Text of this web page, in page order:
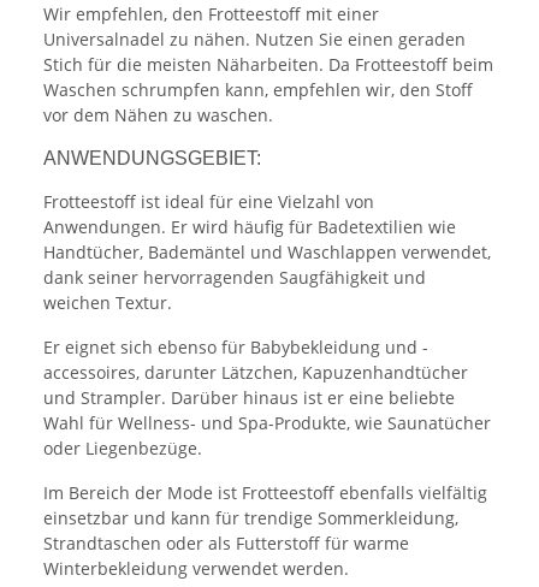
Wir empfehlen, den Frotteestoff mit einer
Universalnadel zu nähen. Nutzen Sie einen geraden
Stich für die meisten Näharbeiten. Da Frotteestoff beim
Waschen schrumpfen kann, empfehlen wir, den Stoff
vor dem Nähen zu waschen.
ANWENDUNGSGEBIET:
Frotteestoff ist ideal für eine Vielzahl von
Anwendungen. Er wird häufig für Badetextilien wie
Handtücher, Bademäntel und Waschlappen verwendet,
dank seiner hervorragenden Saugfähigkeit und
weichen Textur.
Er eignet sich ebenso für Babybekleidung und -
accessoires, darunter Lätzchen, Kapuzenhandtücher
und Strampler. Darüber hinaus ist er eine beliebte
Wahl für Wellness- und Spa-Produkte, wie Saunatücher
oder Liegenbezüge.
Im Bereich der Mode ist Frotteestoff ebenfalls vielfältig
einsetzbar und kann für trendige Sommerkleidung,
Strandtaschen oder als Futterstoff für warme
Winterbekleidung verwendet werden.